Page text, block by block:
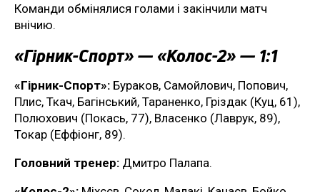
Команди обмінялися голами і закінчили матч
внічию.
«Гірник-Спорт» — «Колос-2» — 1:1
«Гірник-Спорт»: Бураков, Самойлович, Попович,
Плис, Ткач, Багінський, Тараненко, Гріздак (Куц, 61),
Полюхович (Покась, 77), Власенко (Лаврук, 89),
Токар (Еффіонг, 89).
Головний тренер: Дмитро Палапа.